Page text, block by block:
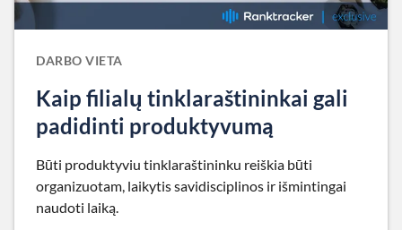
DARBO VIETA
Kaip filialų tinklaraštininkai gali
padidinti produktyvumą
Būti produktyviu tinklaraštininku reiškia būti
organizuotam, laikytis savidisciplinos ir išmintingai
naudoti laiką.